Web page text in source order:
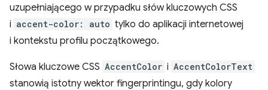
uzupełniającego w przypadku słów kluczowych CSS
i accent-color: auto tylko do aplikacji internetowej
i kontekstu profilu początkowego.
Słowa kluczowe CSS AccentColor i AccentColorText
stanowią istotny wektor fingerprintingu, gdy kolory